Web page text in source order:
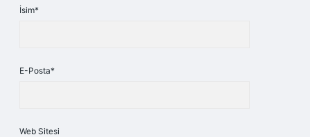
İsim*
E-Posta*
Web Sitesi